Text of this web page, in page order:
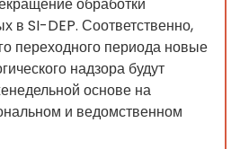
обработки
в SI-DEP. Соответственно,
переходного периода новые
надзора будут
основе на
и ведомственном